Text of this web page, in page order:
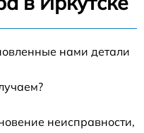
нами детали
неисправности,